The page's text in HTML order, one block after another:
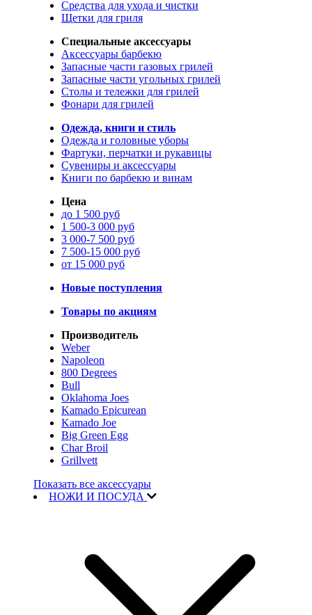
Средства для ухода и чистки
Щетки для гриля
Специальные аксессуары
Аксессуары барбекю
Запасные части газовых грилей
Запасные части угольных грилей
Столы и тележки для грилей
Фонари для грилей
Одежда, книги и стиль
Одежда и головные уборы
Фартуки, перчатки и рукавицы
Сувениры и аксессуары
Книги по барбекю и винам
Цена
до 1 500 руб
1 500-3 000 руб
3 000-7 500 руб
7 500-15 000 руб
от 15 000 руб
Новые поступления
Товары по акциям
Производитель
Weber
Napoleon
800 Degrees
Bull
Oklahoma Joes
Kamado Epicurean
Kamado Joe
Big Green Egg
Char Broil
Grillvett
Показать все аксессуары
НОЖИ И ПОСУДА